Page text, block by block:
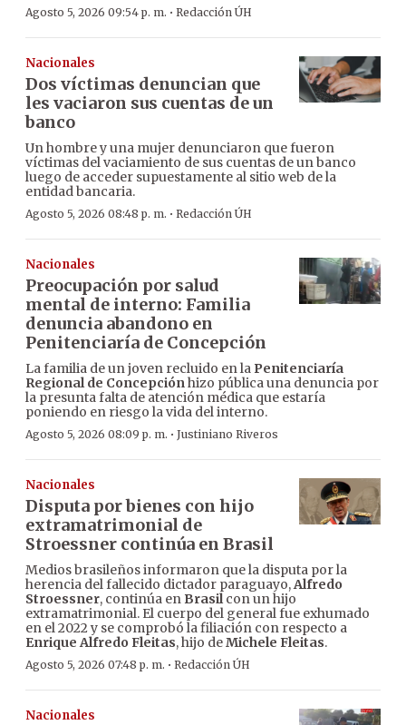
Agosto 5, 2026 09:54 p. m. · Redacción ÚH
Nacionales
Dos víctimas denuncian que
les vaciaron sus cuentas de un
banco
Un hombre y una mujer denunciaron que fueron
víctimas del vaciamiento de sus cuentas de un banco
luego de acceder supuestamente al sitio web de la
entidad bancaria.
Agosto 5, 2026 08:48 p. m. · Redacción ÚH
Nacionales
Preocupación por salud
mental de interno: Familia
denuncia abandono en
Penitenciaría de Concepción
La familia de un joven recluido en la Penitenciaría
Regional de Concepciónhizo pública una denuncia por
la presunta falta de atención médica que estaría
poniendo en riesgo la vida del interno.
Agosto 5, 2026 08:09 p. m. · Justiniano Riveros
Nacionales
Disputa por bienes con hijo
extramatrimonial de
Stroessner continúa en Brasil
Medios brasileños informaron que la disputa por la
herencia del fallecido dictador paraguayo,Alfredo
Stroessner, continúa en Brasilcon un hijo
extramatrimonial. El cuerpo del general fue exhumado
en el 2022 y se comprobó la filiación con respecto a
Enrique Alfredo Fleitas, hijo deMichele Fleitas.
Agosto 5, 2026 07:48 p. m. · Redacción ÚH
Nacionales